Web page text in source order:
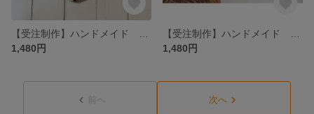
1,480円
1,480円
前へ 次へ